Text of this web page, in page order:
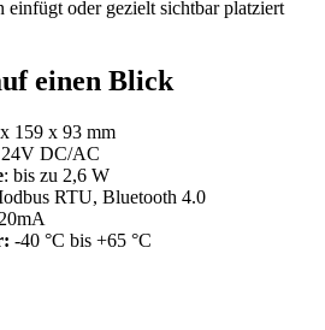
oder gezielt sichtbar platziert
einen Blick
159 x 93 mm
DC/AC
: bis zu 2,6 W
RTU, Bluetooth 4.0
-40 °C bis +65 °C